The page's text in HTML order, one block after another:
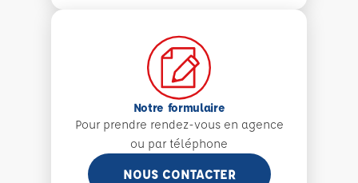
Notre formulaire
Pour prendre rendez-vous en agence
ou par téléphone
NOUS CONTACTER